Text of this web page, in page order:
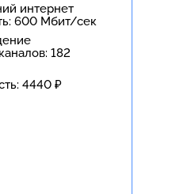
интернет
600 Мбит/сек
182
4440 ₽